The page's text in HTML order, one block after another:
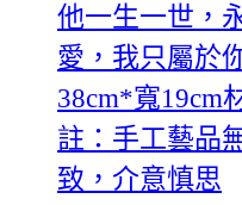
他一生一世，
愛，我只屬於
38cm*寬19cm
註：手工藝品
致，介意慎思